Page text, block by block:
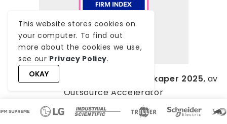
OA500 Globale outsourcing‑selskaper 2025, av
Outsource Accelerator
This website stores cookies on
your computer. To find out
more about the cookies we use,
see our Privacy Policy.
OKAY